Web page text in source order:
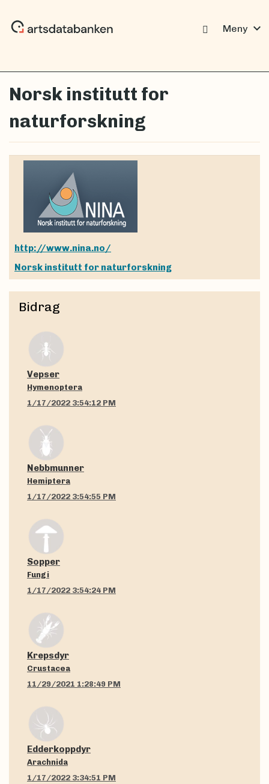
Meny expand_more
Norsk institutt for
naturforskning
http://www.nina.no/
Norsk institutt for naturforskning
Bidrag
Vepser
Hymenoptera
1/17/2022 3:54:12 PM
Nebbmunner
Hemiptera
1/17/2022 3:54:55 PM
Sopper
Fungi
1/17/2022 3:54:24 PM
Krepsdyr
Crustacea
11/29/2021 1:28:49 PM
Edderkoppdyr
Arachnida
1/17/2022 3:34:51 PM